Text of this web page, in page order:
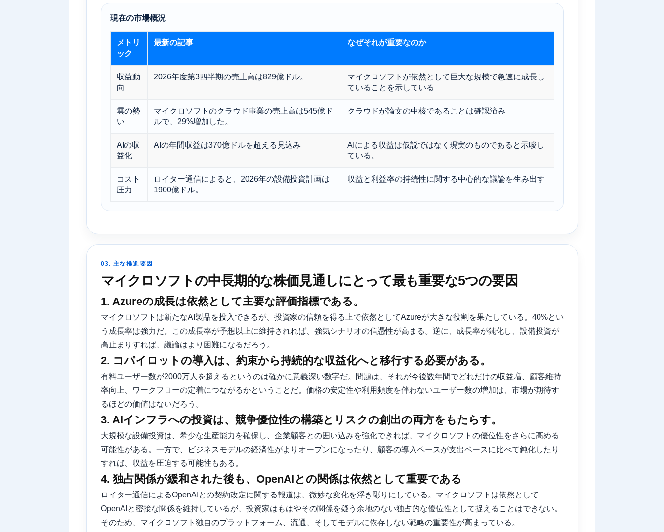
現在の市場概況
メトリ
ック
最新の記事 なぜそれが重要なのか
収益動
向
2026年度第3四半期の売上高は829億ドル。
マイクロソフトが依然として巨大な規模で急速に成長し
ていることを示している
雲の勢
い
マイクロソフトのクラウド事業の売上高は545億ド
ルで、29%増加した。
クラウドが論文の中核であることは確認済み
AIの収
益化
AIの年間収益は370億ドルを超える見込み
AIによる収益は仮説ではなく現実のものであると示唆し
ている。
コスト
圧力
ロイター通信によると、2026年の設備投資計画は
1900億ドル。
収益と利益率の持続性に関する中心的な議論を生み出す
03. 主な推進要因
マイクロソフトの中長期的な株価見通しにとって最も重要な5つの要因
1. Azureの成長は依然として主要な評価指標である。
マイクロソフトは新たなAI製品を投入できるが、投資家の信頼を得る上で依然としてAzureが大きな役割を果たしている。40%とい
う成長率は強力だ。この成長率が予想以上に維持されれば、強気シナリオの信憑性が高まる。逆に、成長率が鈍化し、設備投資が
高止まりすれば、議論はより困難になるだろう。
2. コパイロットの導入は、約束から持続的な収益化へと移行する必要がある。
有料ユーザー数が2000万人を超えるというのは確かに意義深い数字だ。問題は、それが今後数年間でどれだけの収益増、顧客維持
率向上、ワークフローの定着につながるかということだ。価格の安定性や利用頻度を伴わないユーザー数の増加は、市場が期待す
るほどの価値はないだろう。
3. AIインフラへの投資は、競争優位性の構築とリスクの創出の両方をもたらす。
大規模な設備投資は、希少な生産能力を確保し、企業顧客との囲い込みを強化できれば、マイクロソフトの優位性をさらに高める
可能性がある。一方で、ビジネスモデルの経済性がよりオープンになったり、顧客の導入ペースが支出ペースに比べて鈍化したり
すれば、収益を圧迫する可能性もある。
4. 独占関係が緩和された後も、OpenAIとの関係は依然として重要である
ロイター通信によるOpenAIとの契約改定に関する報道は、微妙な変化を浮き彫りにしている。マイクロソフトは依然として
OpenAIと密接な関係を維持しているが、投資家はもはやその関係を疑う余地のない独占的な優位性として捉えることはできない。
そのため、マイクロソフト独自のプラットフォーム、流通、そしてモデルに依存しない戦略の重要性が高まっている。